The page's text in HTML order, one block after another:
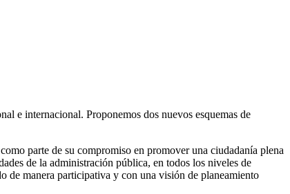
e internacional. Proponemos dos nuevos esquemas de
parte de su compromiso en promover una ciudadanía plena
de la administración pública, en todos los niveles de
de manera participativa y con una visión de planeamiento